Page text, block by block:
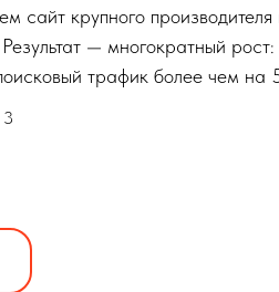
сайт крупного
— многократный
трафик более чем на